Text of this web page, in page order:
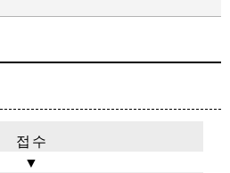
접 수
▼